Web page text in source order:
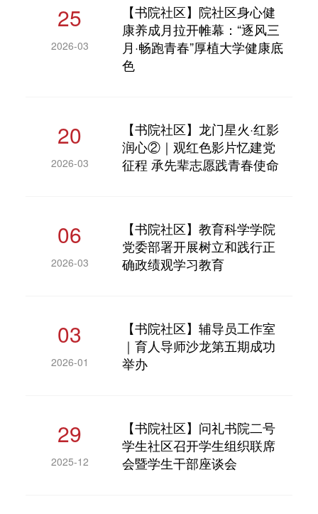
25
2026-03
【书院社区】院社区身心健
康养成月拉开帷幕：“逐风三
月·畅跑青春”厚植大学健康底
色
20
2026-03
【书院社区】龙门星火·红影
润心②｜观红色影片忆建党
征程 承先辈志愿践青春使命
06
2026-03
【书院社区】教育科学学院
党委部署开展树立和践行正
确政绩观学习教育
03
2026-01
【书院社区】辅导员工作室
｜育人导师沙龙第五期成功
举办
29
2025-12
【书院社区】问礼书院二号
学生社区召开学生组织联席
会暨学生干部座谈会